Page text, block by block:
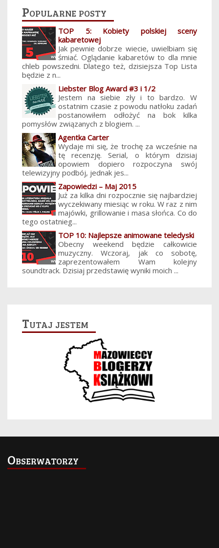
Popularne posty
TOP 5: Kobiety polskiej sceny
kabaretowej
Jak pewnie dobrze wiecie, uwielbiam się
śmiać. Oglądanie kabaretów to dla mnie
chleb powszedni. Dlatego też, dzisiejsza Top Lista
będzie z n...
Liebster Blog Award #3 i 1/2
Jestem na siebie zły i to bardzo. W
ostatnim czasie z powodu natłoku zadań
postanowiłem odłożyć na bok kilka
pomysłów związanych z blogiem. ...
Agentka Carter
Wydaje mi się, że trochę za wcześnie na
tę recenzję. Serial, o którym dzisiaj
opowiem dopiero rozpoczyna swój
telewizyjny podbój, jednak jes...
Zapowiedzi – Maj 2015
Już za kilka dni rozpocznie się najbardziej
wyczekiwany miesiąc w roku. W raz z nim
majówki, grillowanie i masa słońca. Co do
tego ostatnieg...
TOP 10: Najlepsze animowane teledyski
Obecny weekend będzie całkowicie
muzyczny. Wczoraj, jak co sobotę,
zaprezentowałem Wam kolejny
soundtrack. Dzisiaj przedstawię wyniki moich ...
Tutaj jestem
Obserwatorzy